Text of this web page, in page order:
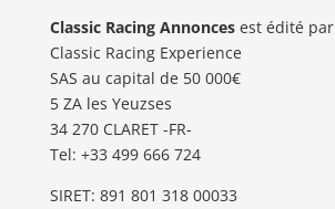
Classic Racing Annoncesest édité par
Classic Racing Experience
SAS au capital de 50 000€
5 ZA les Yeuzses
34 270 CLARET -FR-
Tel: ‭+33 499 666 724‬
SIRET: 891 801 318 00033